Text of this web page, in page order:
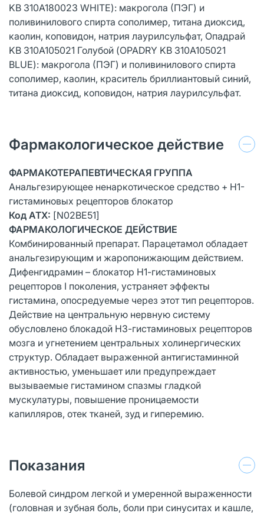
KB 310A180023 WHITE): макрогола (ПЭГ) и
поливинилового спирта сополимер, титана диоксид,
каолин, коповидон, натрия лаурилсульфат, Опадрай
KB 310A105021 Голубой (OPADRY KB 310A105021
BLUE): макрогола (ПЭГ) и поливинилового спирта
сополимер, каолин, краситель бриллиантовый синий,
титана диоксид, коповидон, натрия лаурилсульфат.
Фармакологическое действие
ФАРМАКОТЕРАПЕВТИЧЕСКАЯ ГРУППА
Анальгезирующее ненаркотическое средство + Н1-
гистаминовых рецепторов блокатор
Код АТХ: [N02BE51]
ФАРМАКОЛОГИЧЕСКОЕ ДЕЙСТВИЕ
Комбинированный препарат. Парацетамол обладает
анальгезирующим и жаропонижающим действием.
Дифенгидрамин – блокатор Н1-гистаминовых
рецепторов I поколения, устраняет эффекты
гистамина, опосредуемые через этот тип рецепторов.
Действие на центральную нервную систему
обусловлено блокадой Н3-гистаминовых рецепторов
мозга и угнетением центральных холинергических
структур. Обладает выраженной антигистаминной
активностью, уменьшает или предупреждает
вызываемые гистамином спазмы гладкой
мускулатуры, повышение проницаемости
капилляров, отек тканей, зуд и гиперемию.
Показания
Болевой синдром легкой и умеренной выраженности
(головная и зубная боль, боли при синуситах и кашле,